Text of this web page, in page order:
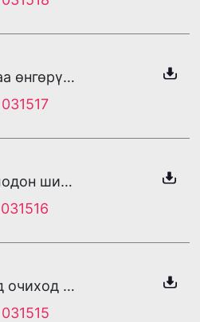
Хамтдаа өнгөрүүлсэн тэр л өдрүүддээ би хайртай (эм)
031517
Царс модон ширээ элэгдэх нэгэн цагт (эм)
031516
Зориод очиход тосоод угтах миний найзууд (эм)
031515